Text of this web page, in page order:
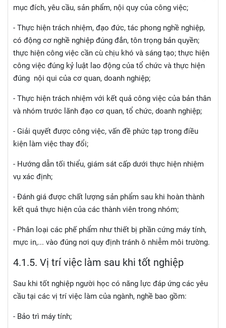
mục đích, yêu cầu, sản phẩm, nội quy của công việc;
- Thực hiện trách nhiệm, đạo đức, tác phong nghề nghiệp,
có động cơ nghề nghiệp đúng đắn, tôn trọng bản quyền;
thực hiện công việc cần cù chịu khó và sáng tạo; thực hiện
công việc đúng kỷ luật lao động của tổ chức và thực hiện
đúng nội qui của cơ quan, doanh nghiệp;
- Thực hiện trách nhiệm với kết quả công việc của bản thân
và nhóm trước lãnh đạo cơ quan, tổ chức, doanh nghiệp;
- Giải quyết được công việc, vấn đề phức tạp trong điều
kiện làm việc thay đổi;
- Hướng dẫn tối thiểu, giám sát cấp dưới thực hiện nhiệm
vụ xác định;
- Đánh giá được chất lượng sản phẩm sau khi hoàn thành
kết quả thực hiện của các thành viên trong nhóm;
- Phân loại các phế phẩm như thiết bị phần cứng máy tính,
mực in,... vào đúng nơi quy định tránh ô nhiễm môi trường.
4.1.5. Vị trí việc làm sau khi tốt nghiệp
Sau khi tốt nghiệp người học có năng lực đáp ứng các yêu
cầu tại các vị trí việc làm của ngành, nghề bao gồm:
- Bảo trì máy tính;